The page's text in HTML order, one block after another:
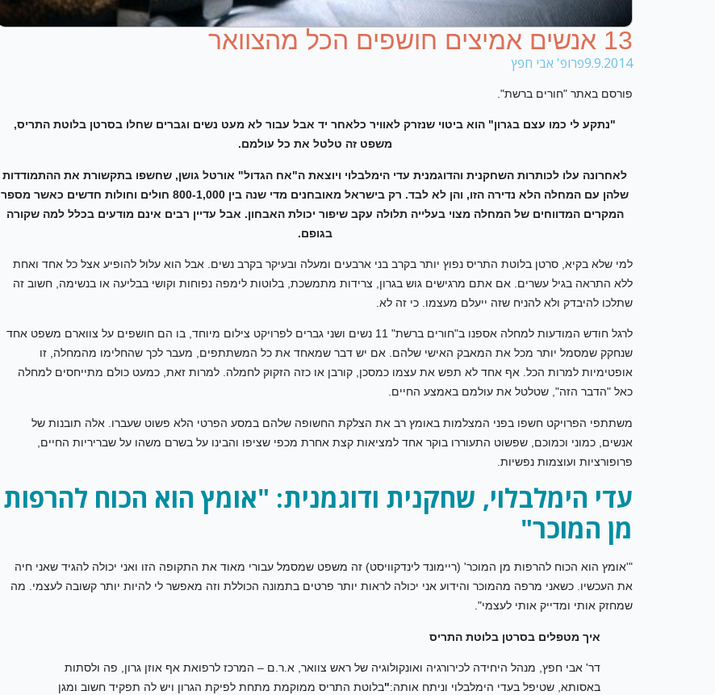
13 אנשים אמיצים חושפים הכל מהצוואר
9.9.2014פרופ' אבי חפץ
פורסם באתר "חורים ברשת".
"נתקע לי כמו עצם בגרון" הוא ביטוי שנזרק לאוויר כלאחר יד אבל עבור לא מעט נשים וגברים שחלו בסרטן בלוטת התריס,
משפט זה טלטל את כל עולמם.
לאחרונה עלו לכותרות השחקנית והדוגמנית עדי הימלבלוי ויוצאת ה"אח הגדול" אורטל גושן, שחשפו בתקשורת את ההתמודדות
שלהן עם המחלה הלא נדירה הזו, והן לא לבד. רק בישראל מאובחנים מדי שנה בין 800-1,000 חולים וחולות חדשים כאשר מספר
המקרים המדווחים של המחלה מצוי בעלייה תלולה עקב שיפור יכולת האבחון. אבל עדיין רבים אינם מודעים בכלל למה שקורה
בגופם.
למי שלא בקיא, סרטן בלוטת התריס נפוץ יותר בקרב בני ארבעים ומעלה ובעיקר בקרב נשים. אבל הוא עלול להופיע אצל כל אחד ואחת
ללא התראה בגיל עשרים. אם אתם מרגישים גוש בגרון, צרידות מתמשכת, בלוטות לימפה נפוחות וקושי בבליעה או בנשימה, חשוב זה
שתלכו להיבדק ולא להניח שזה ייעלם מעצמו. כי זה לא.
לרגל חודש המודעות למחלה אספנו ב"חורים ברשת" 11 נשים ושני גברים לפרויקט צילום מיוחד, בו הם חושפים על צווארם משפט אחד
שנחקק שמסמל יותר מכל את המאבק האישי שלהם. אם יש דבר שמאחד את כל המשתתפים, מעבר לכך שהחלימו מהמחלה, זו
אופטימיות למרות הכל. אף אחד לא תפש את עצמו כמסכן, קורבן או כזה הזקוק לחמלה. למרות זאת, כמעט כולם מתייחסים למחלה
כאל "הדבר הזה", שטלטל את עולמם באמצע החיים.
משתתפי הפרויקט חשפו בפני המצלמות באומץ רב את הצלקת החשופה שלהם במסע הפרטי הלא פשוט שעברו. אלה תובנות של
אנשים, כמוני וכמוכם, שפשוט התעוררו בוקר אחד למציאות קצת אחרת מכפי שציפו והבינו על בשרם משהו על שבריריות החיים,
פרופורציות ועוצמות נפשיות.
עדי הימלבלוי, שחקנית ודוגמנית: "אומץ הוא הכוח להרפות
מן המוכר"
"'אומץ הוא הכוח להרפות מן המוכר' (ריימונד לינדקוויסט) זה משפט שמסמל עבורי מאוד את התקופה הזו ואני יכולה להגיד שאני חיה
את העכשיו. כשאני מרפה מהמוכר והידוע אני יכולה לראות יותר פרטים בתמונה הכוללת וזה מאפשר לי להיות יותר קשובה לעצמי. מה
שמחזק אותי ומדייק אותי לעצמי".
איך מטפלים בסרטן בלוטת התריס
דר' אבי חפץ, מנהל היחידה לכירורגיה ואונקולוגיה של ראש צוואר, א.ר.ם – המרכז לרפואת אף אוזן גרון, פה ולסתות
באסותא, שטיפל בעדי הימלבלוי וניתח אותה:"בלוטת התריס ממוקמת מתחת לפיקת הגרון ויש לה תפקיד חשוב ומגן